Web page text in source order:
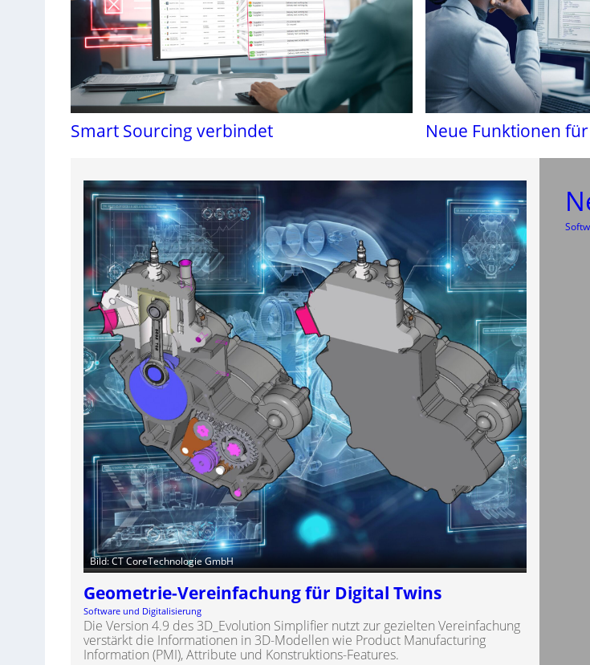
Smart Sourcing verbindet Neue Funktionen
Bild: CT CoreTechnologie GmbH
Geometrie-Vereinfachung für Digital Twins
Software und Digitalisierung
Die Version 4.9 des 3D_Evolution Simplifier nutzt zur gezielten Vereinfachung
verstärkt die Informationen in 3D-Modellen wie Product Manufacturing
Information (PMI), Attribute und Konstruktions-Features.